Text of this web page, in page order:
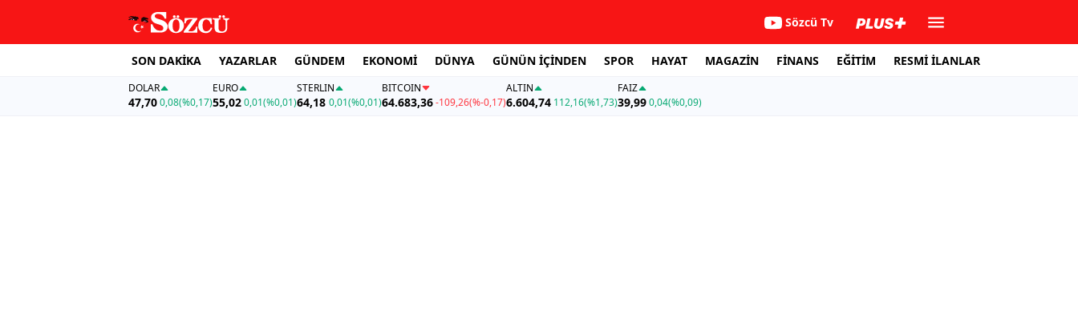
Sözcü Tv
SON DAKİKA YAZARLAR GÜNDEM EKONOMİ DÜNYA GÜNÜN İÇİNDEN SPOR HAYAT MAGAZİN FİNANS EĞİTİM RESMİ İLANLAR
DOLAR
47,700,08(%0,17)
EURO
55,02 0,01(%0,01)
STERLIN
64,18 0,01(%0,01)
BITCOIN
64.683,36-109,26(%-0,17)
ALTIN
6.604,74 112,16(%1,73)
FAİZ
39,990,04(%0,09)